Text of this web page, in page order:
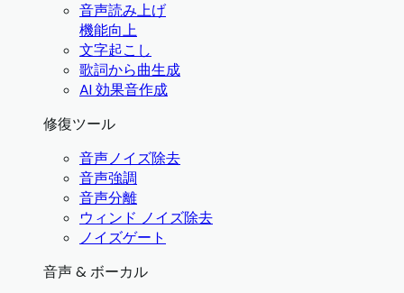
音声読み上げ
機能向上
文字起こし
歌詞から曲生成
AI 効果音作成
修復ツール
音声ノイズ除去
音声強調
音声分離
ウィンド ノイズ除去
ノイズゲート
音声 & ボーカル